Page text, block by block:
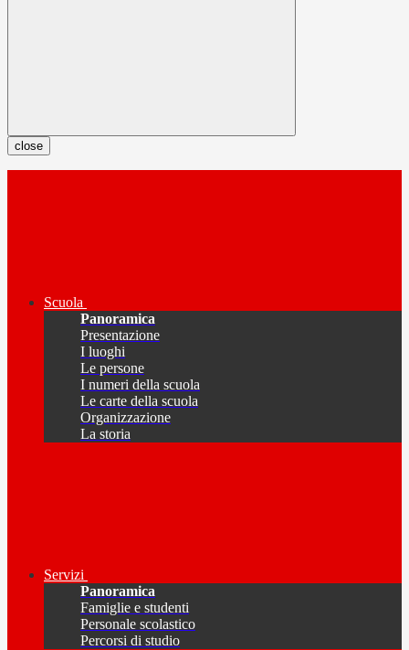
close
Scuola
Panoramica
Presentazione
I luoghi
Le persone
I numeri della scuola
Le carte della scuola
Organizzazione
La storia
Servizi
Panoramica
Famiglie e studenti
Personale scolastico
Percorsi di studio